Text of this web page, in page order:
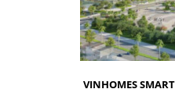
VINHOMES